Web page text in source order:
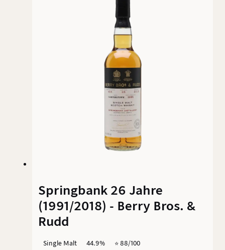
Unternehmen geführt werden, gehören sie in
gewisser Weise zusammen. Glengyle füllt Single
Malt Whiskys unter dem Markennamen
Kilkerran ab. Der 12-jährige, nicht kühlgefilterte
und nicht gefärbte Whisky ist die aktuelle Core
Springbank 26 Jahre
(1991/2018) - Berry Bros. &
Rudd
Single Malt 44.9% ⭐️ 88/100